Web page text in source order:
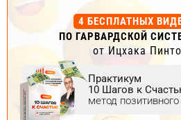
4 БЕСПЛАТНЫХ
ПО ГАРВАРДСКОЙ
от Ицхака
Практикум
10 Шагов к
метод